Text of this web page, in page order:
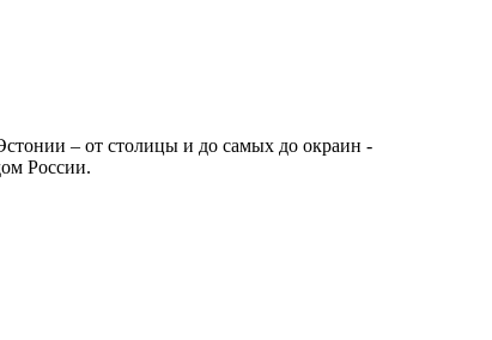
– от столицы и до самых до окраин -
России.